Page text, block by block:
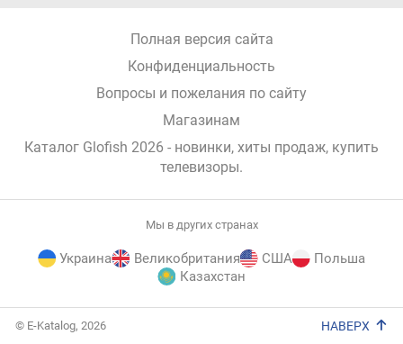
Полная версия сайта
Конфиденциальность
Вопросы и пожелания по сайту
Магазинам
Каталог Glofish 2026 - новинки, хиты продаж, купить
телевизоры.
Мы в других странах
Украина Великобритания США
Польша
Казахстан
© E-Katalog, 2026 НАВЕРХ